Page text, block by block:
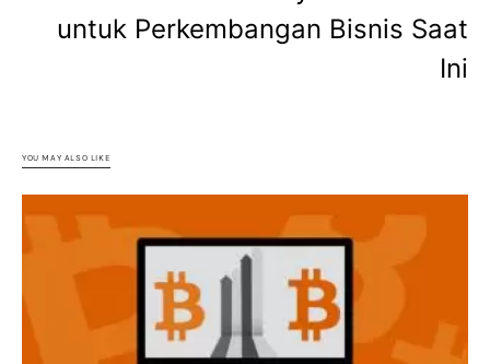
untuk Perkembangan Bisnis Saat
Ini
YOU MAY ALSO LIKE